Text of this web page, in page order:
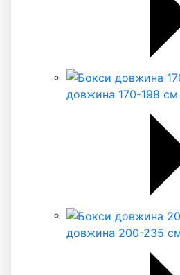
довжина 170-198 см
довжина 200-235